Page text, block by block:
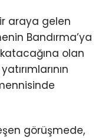
araya gelen
Bandırma’ya
olan
görüşmede,